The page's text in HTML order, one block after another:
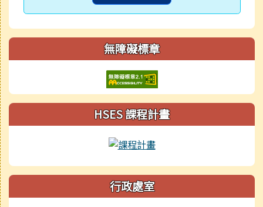
無障礙標章
HSES 課程計畫
行政處室